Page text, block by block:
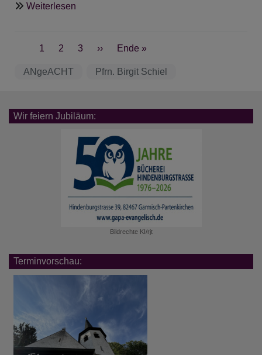
Weiterlesen
Geist
Seitennummerierung
Aktuelle
1 Seite
2 Seite
3
Nächste
››
Last
Ende »
ANgeACHT Pfrn. Birgit Schiel
Wir feiern Jubiläum:
Bildrechte KI/rjt
Terminvorschau: